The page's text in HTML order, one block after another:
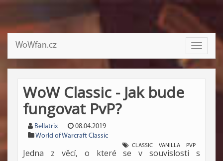
Toggle
WoWfan.cz
WoW Classic - Jak bude
fungovat PvP?
Bellatrix
08.04.2019
World of Warcraft Classic
CLASSIC VANILLA PVP
Jedna z věcí, o které se v souvislosti s